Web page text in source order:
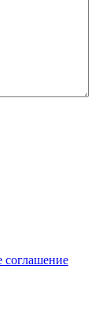
соглашение